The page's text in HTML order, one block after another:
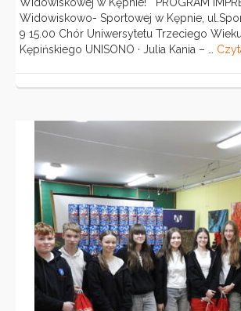
Widowiskowo- Sportowej w Kępnie,
9 15.00 Chór Uniwersytetu Trzeciego
Kępińskiego UNISONO · Julia Kania – …